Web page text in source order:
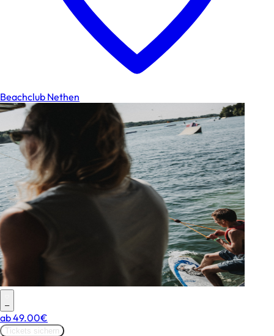
Beachclub Nethen
–
ab49.00€
Tickets sichern